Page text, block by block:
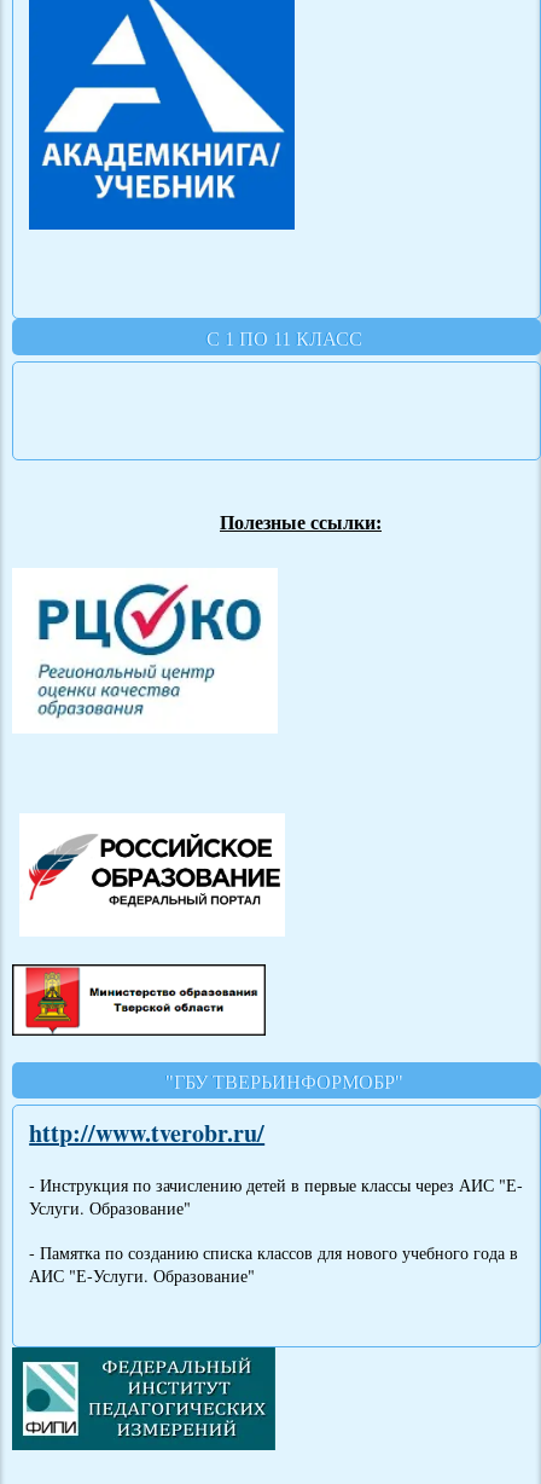
С 1 ПО 11 КЛАСС
Полезные ссылки:
"ГБУ ТВЕРЬИНФОРМОБР"
http://www.tverobr.ru/
- Инструкция по зачислению детей в первые классы через АИС "Е-
Услуги. Образование"
- Памятка по созданию списка классов для нового учебного года в
АИС "Е-Услуги. Образование"